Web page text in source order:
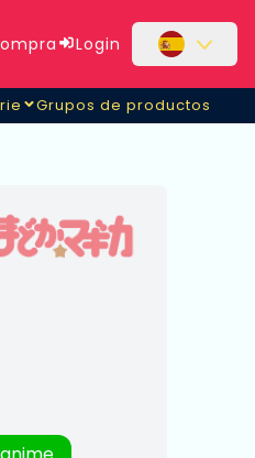
Login
Grupos de productos